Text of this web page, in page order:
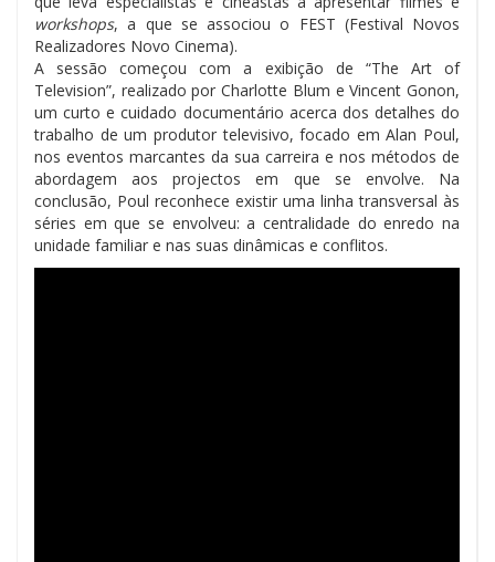
workshops, a que se associou o FEST (Festival Novos
Realizadores Novo Cinema).
A sessão começou com a exibição de “The Art of
Television”, realizado por Charlotte Blum e Vincent Gonon,
um curto e cuidado documentário acerca dos detalhes do
trabalho de um produtor televisivo, focado em Alan Poul,
nos eventos marcantes da sua carreira e nos métodos de
abordagem aos projectos em que se envolve. Na
conclusão, Poul reconhece existir uma linha transversal às
séries em que se envolveu: a centralidade do enredo na
unidade familiar e nas suas dinâmicas e conflitos.